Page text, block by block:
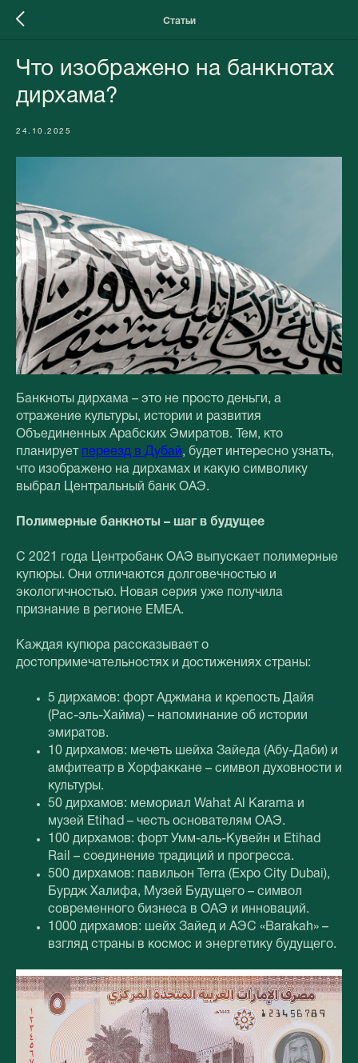
Статьи
Что изображено на банкнотах
дирхама?
24.10.2025
Банкноты дирхама – это не просто деньги, а
отражение культуры, истории и развития
Объединенных Арабских Эмиратов. Тем, кто
планирует переезд в Дубай , будет интересно узнать,
что изображено на дирхамах и какую символику
выбрал Центральный банк ОАЭ.
Полимерные банкноты – шаг в будущее
С 2021 года Центробанк ОАЭ выпускает полимерные
купюры. Они отличаются долговечностью и
экологичностью. Новая серия уже получила
признание в регионе EMEA.
Каждая купюра рассказывает о
достопримечательностях и достижениях страны:
5 дирхамов: форт Аджмана и крепость Дайя
(Рас-эль-Хайма) – напоминание об истории
эмиратов.
10 дирхамов: мечеть шейха Зайеда (Абу-Даби) и
амфитеатр в Хорфаккане – символ духовности и
культуры.
50 дирхамов: мемориал Wahat Al Karama и
музей Etihad – честь основателям ОАЭ.
100 дирхамов: форт Умм-аль-Кувейн и Etihad
Rail – соединение традиций и прогресса.
500 дирхамов: павильон Terra (Expo City Dubai),
Бурдж Халифа, Музей Будущего – символ
современного бизнеса в ОАЭ и инноваций.
1000 дирхамов: шейх Зайед и АЭС «Barakah» –
взгляд страны в космос и энергетику будущего.